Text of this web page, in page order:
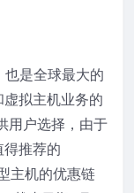
是全球最大的
拟主机业务的
用户选择，由于
推荐的
主机的优惠链